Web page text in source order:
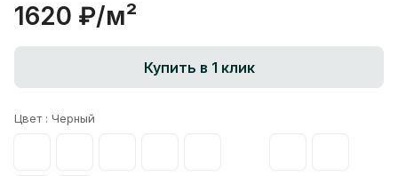
1620 ₽/м²
Купить в 1 клик
Цвет : Черный